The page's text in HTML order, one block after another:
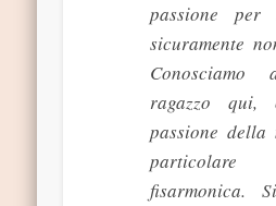
passione per
sicuramente
Conosciamo
ragazzo
passione della
fisarmonica.